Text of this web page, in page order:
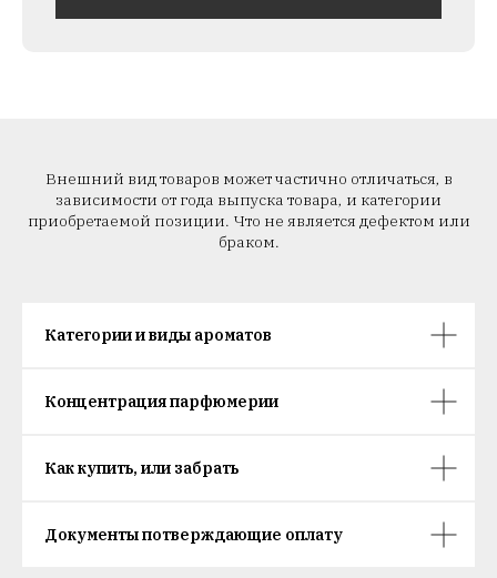
Внешний вид товаров может частично отличаться, в
зависимости от года выпуска товара, и категории
приобретаемой позиции. Что не является дефектом или
браком.
Категории и виды ароматов
Концентрация парфюмерии
Как купить, или забрать
Документы потверждающие оплату